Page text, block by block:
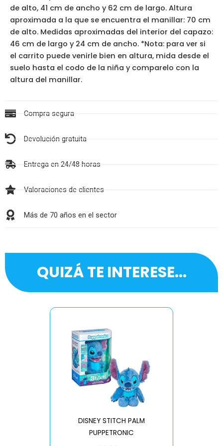
de alto, 41 cm de ancho y 62 cm de largo. Altura
aproximada a la que se encuentra el manillar: 70 cm
de alto. Medidas aproximadas del interior del capazo:
46 cm de largo y 24 cm de ancho. *Nota: para ver si
el carrito puede venirle bien en altura, mida desde el
suelo hasta el codo de la niña y comparelo con la
altura del manillar.
Compra segura
Devolución gratuita
Entrega en 24/48 horas
Valoraciones de clientes
Más de 70 años en el sector
QUIZÁ TE INTERESE...
DISNEY STITCH PALM
PUPPETRONIC